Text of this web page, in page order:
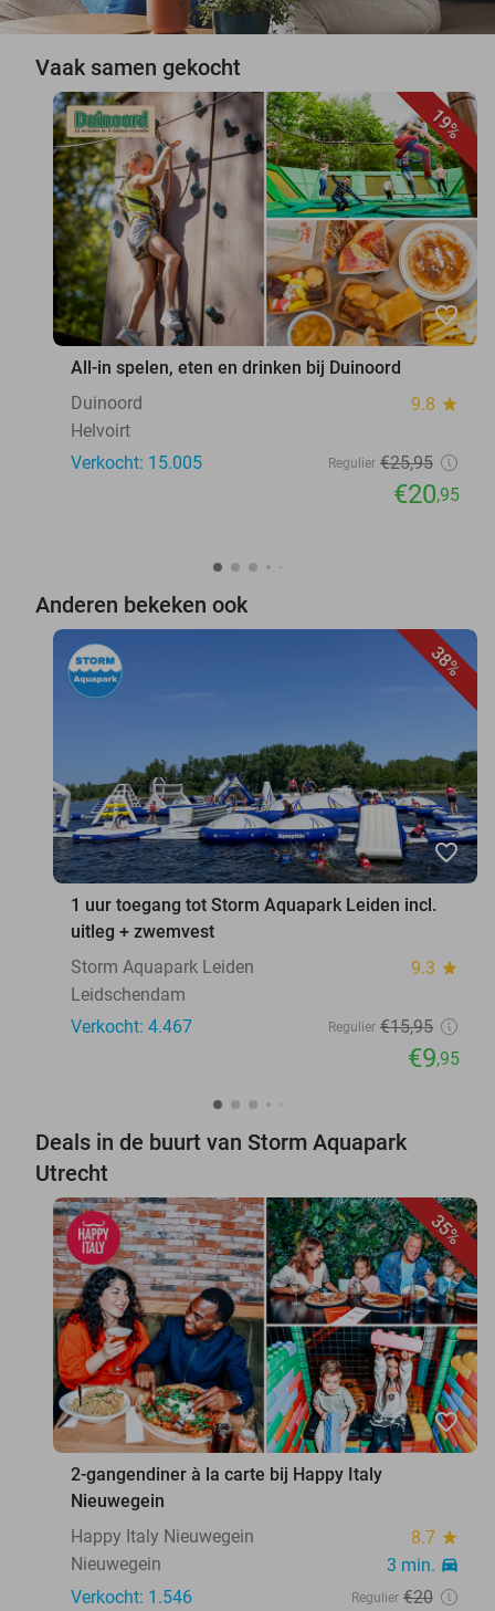
Vaak samen gekocht
19%
favorite_border
All-in spelen, eten en drinken bij Duinoord
Duinoord
9.8 star
Helvoirt
Verkocht: 15.005
Regulier €25,95
€20,95
Anderen bekeken ook
38%
favorite_border
1 uur toegang tot Storm Aquapark Leiden incl.
uitleg + zwemvest
Storm Aquapark Leiden
9.3 star
Leidschendam
Verkocht: 4.467
Regulier €15,95
€9,95
Deals in de buurt van Storm Aquapark
Utrecht
35%
favorite_border
2-gangendiner à la carte bij Happy Italy
Nieuwegein
Happy Italy Nieuwegein
8.7 star
Nieuwegein 3 min. directions_car
Verkocht: 1.546 Regulier €20